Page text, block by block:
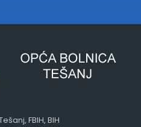
FBIH, BIH